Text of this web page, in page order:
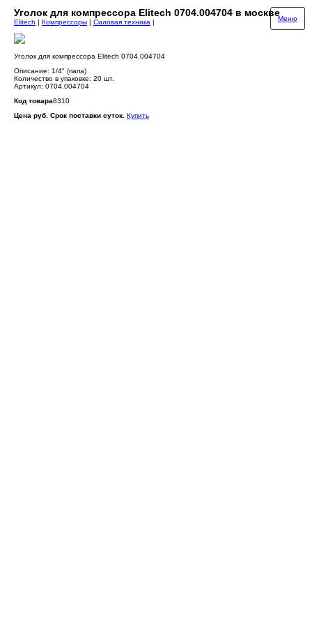
Уголок для компрессора Elitech 0704.004704 в москве
Меню
Elitech | Компрессоры | Силовая техника |
Уголок для компрессора Elitech 0704.004704
Описание: 1/4" (папа)
Количество в упаковке: 20 шт.
Артикул: 0704.004704
Код товара8310
Цена руб. Срок поставки суток. Купить